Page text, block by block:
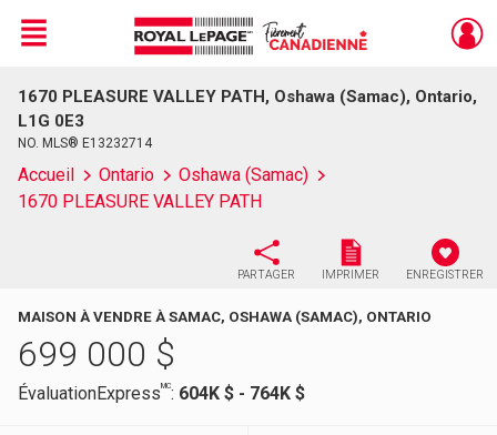
Live
En Direct
Menu
1670 PLEASURE VALLEY PATH, Oshawa (Samac), Ontario,
L1G 0E3
NO. MLS® E13232714
Accueil Ontario
Oshawa (Samac)
1670 PLEASURE VALLEY PATH
PARTAGER IMPRIMER ENREGISTRER
MAISON À VENDRE À SAMAC, OSHAWA (SAMAC), ONTARIO
699 000 $
ÉvaluationExpressMC: 604K $ - 764K $